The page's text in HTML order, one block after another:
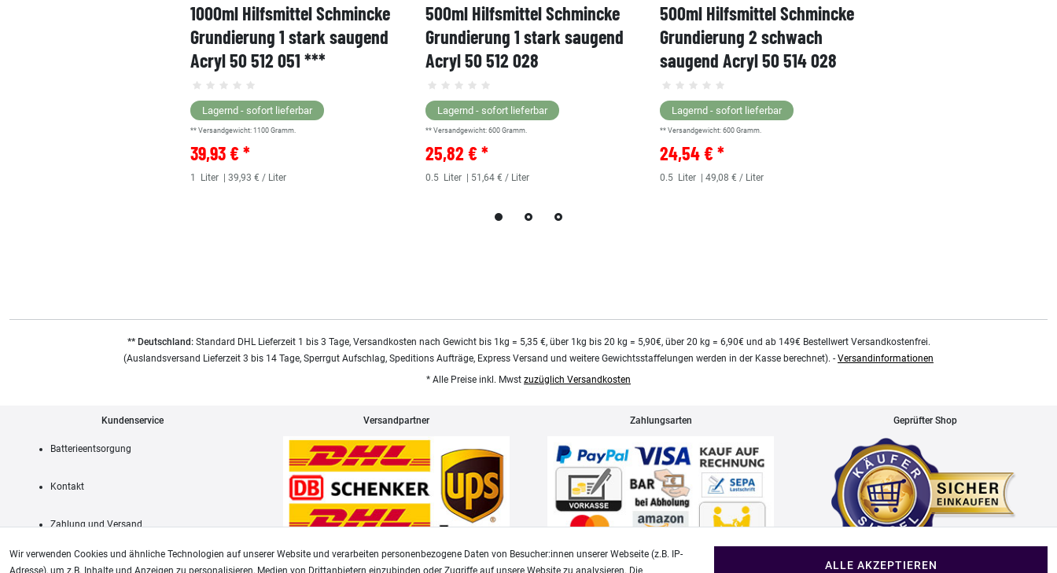
1000ml Hilfsmittel Schmincke
Grundierung 1 stark saugend
Acryl 50 512 051 ***
Lagernd - sofort lieferbar
** Versandgewicht: 1100 Gramm.
39,93 € *
1 Liter | 39,93 € / Liter
500ml Hilfsmittel Schmincke
Grundierung 1 stark saugend
Acryl 50 512 028
Lagernd - sofort lieferbar
** Versandgewicht: 600 Gramm.
25,82 € *
0.5 Liter | 51,64 € / Liter
500ml Hilfsmittel Schmincke
Grundierung 2 schwach
saugend Acryl 50 514 028
Lagernd - sofort lieferbar
** Versandgewicht:600 Gramm.
24,54 € *
0.5 Liter | 49,08 € / Liter
** Deutschland:Standard DHL Lieferzeit 1 bis 3 Tage, Versandkosten nach Gewicht bis 1kg = 5,35 €, über 1kg bis 20 kg = 5,90€, über 20 kg = 6,90€ und ab 149€ Bestellwert Versandkostenfrei.
(Auslandsversand Lieferzeit 3 bis 14 Tage, Sperrgut Aufschlag, Speditions Aufträge, Express Versand und weitere Gewichtsstaffelungen werden in der Kasse berechnet). - Versandinformationen
* Alle Preise inkl. Mwst zuzüglich Versandkosten
Kundenservice
Batterieentsorgung
Kontakt
Zahlung und Versand
Versandpartner Zahlungsarten Geprüfter Shop
Wir verwenden Cookies und ähnliche Technologien auf unserer Website und verarbeiten personenbezogene Daten von Besucher:innen unserer Webseite (z.B. IP-
Adresse), um z.B. Inhalte und Anzeigen zu personalisieren, Medien von Drittanbietern einzubinden oder Zugriffe auf unsere Website zu analysieren. Die
ALLE AKZEPTIEREN